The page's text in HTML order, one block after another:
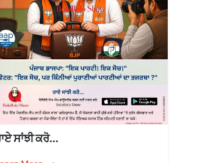
ਸਾਂਝੀ ਕਰੋ...